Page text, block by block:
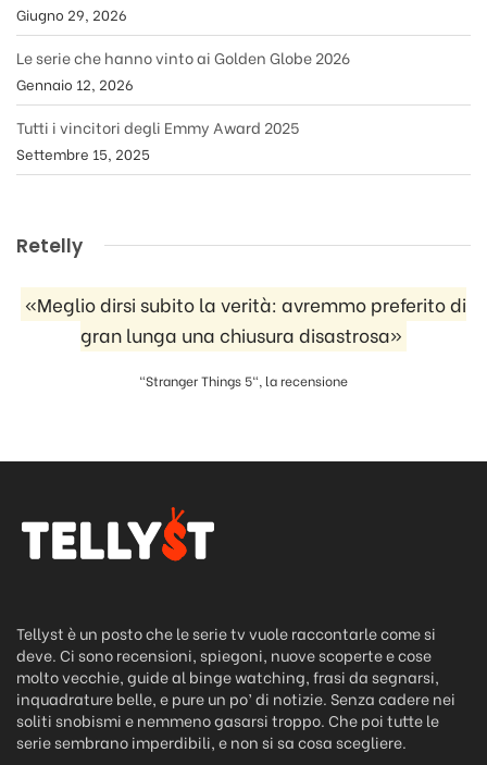
Giugno 29, 2026
Le serie che hanno vinto ai Golden Globe 2026
Gennaio 12, 2026
Tutti i vincitori degli Emmy Award 2025
Settembre 15, 2025
Retelly
«Meglio dirsi subito la verità: avremmo preferito di
gran lunga una chiusura disastrosa»
"Stranger Things 5", la recensione
Tellyst è un posto che le serie tv vuole raccontarle come si
deve. Ci sono recensioni, spiegoni, nuove scoperte e cose
molto vecchie, guide al binge watching, frasi da segnarsi,
inquadrature belle, e pure un po’ di notizie. Senza cadere nei
soliti snobismi e nemmeno gasarsi troppo. Che poi tutte le
serie sembrano imperdibili, e non si sa cosa scegliere.